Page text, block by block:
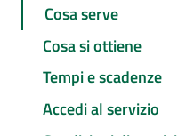
Cosa serve
Cosa si ottiene
Tempi e scadenze
Accedi al servizio